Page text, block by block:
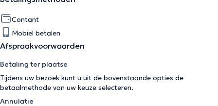
Contant
Mobiel betalen
Afspraakvoorwaarden
Betaling ter plaatse
Tijdens uw bezoek kunt u uit de bovenstaande opties de
betaalmethode van uw keuze selecteren.
Annulatie